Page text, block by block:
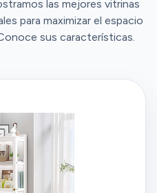
las mejores vitrinas
para maximizar el espacio
sus características.